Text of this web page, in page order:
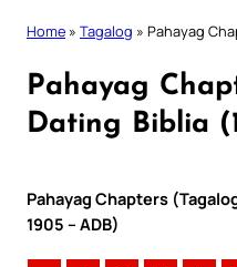
Home » Tagalog » Pahayag
Pahayag
Dating Biblia
Pahayag Chapters
1905 – ADB)